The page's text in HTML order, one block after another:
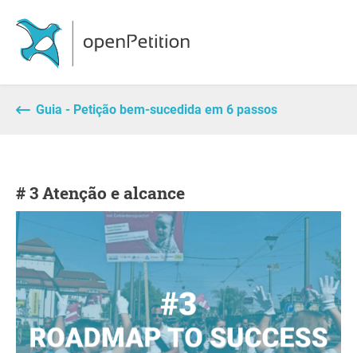
Guia - Petição bem-sucedida em 6 passos
# 3 Atenção e alcance